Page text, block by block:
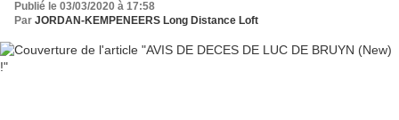
Publié le 03/03/2020 à 17:58
Par JORDAN-KEMPENEERS Long Distance Loft